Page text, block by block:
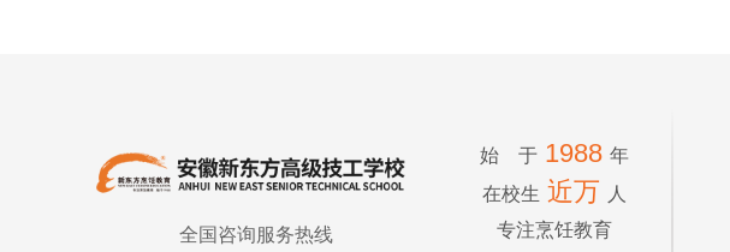
全国咨询服务热线
始 于 1988 年
在校生 近万
人
专注烹饪教育